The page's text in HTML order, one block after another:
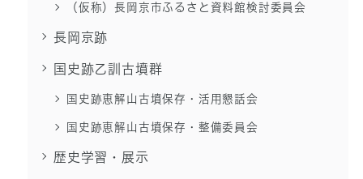
（仮称）長岡京市ふるさと資料館検討委員会
長岡京跡
国史跡乙訓古墳群
国史跡恵解山古墳保存・活用懇話会
国史跡恵解山古墳保存・整備委員会
歴史学習・展示